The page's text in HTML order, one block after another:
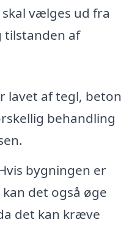
vælges ud fra
tilstanden af
lavet af tegl, beton
behandling
bygningen er
det også øge
det kan kræve